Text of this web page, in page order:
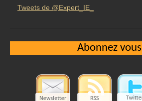
Tweets de @Expert_IE_
Abonnez vous